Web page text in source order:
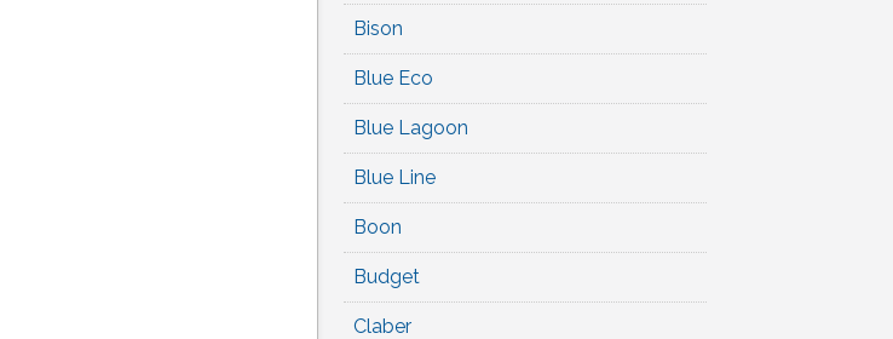
Bison
Blue Eco
Blue Lagoon
Blue Line
Boon
Budget
Claber